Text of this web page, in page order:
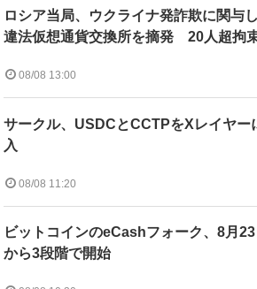
ロシア当局、ウクライナ発詐欺に関与
違法仮想通貨交換所を摘発 20人超拘
08/08 13:00
サークル、USDCとCCTPをXレイヤー
入
08/08 11:20
ビットコインのeCashフォーク、8月23
から3段階で開始